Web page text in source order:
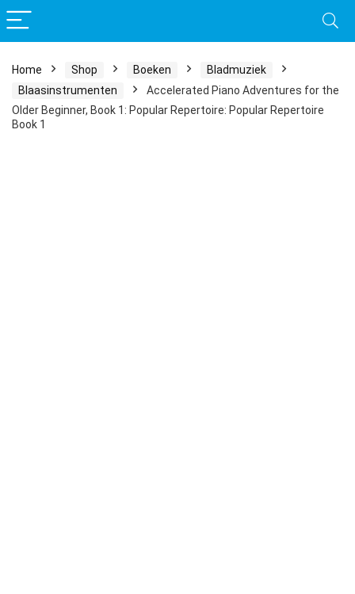
Home Shop Boeken
Bladmuziek
Blaasinstrumenten
Accelerated Piano Adventures for the
Older Beginner, Book 1: Popular Repertoire: Popular Repertoire
Book 1